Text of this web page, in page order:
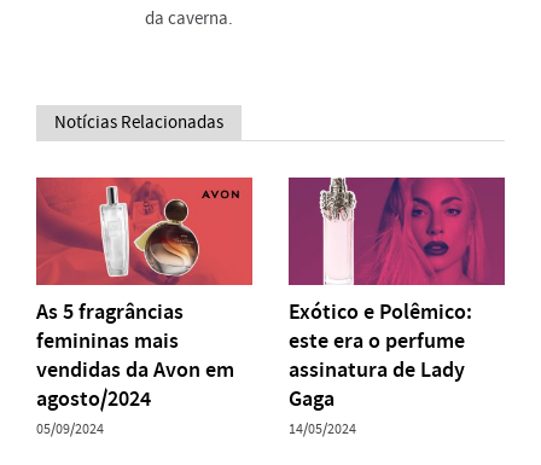
da caverna.
Notícias Relacionadas
As 5 fragrâncias
femininas mais
vendidas da Avon em
agosto/2024
05/09/2024
Exótico e Polêmico:
este era o perfume
assinatura de Lady
Gaga
14/05/2024